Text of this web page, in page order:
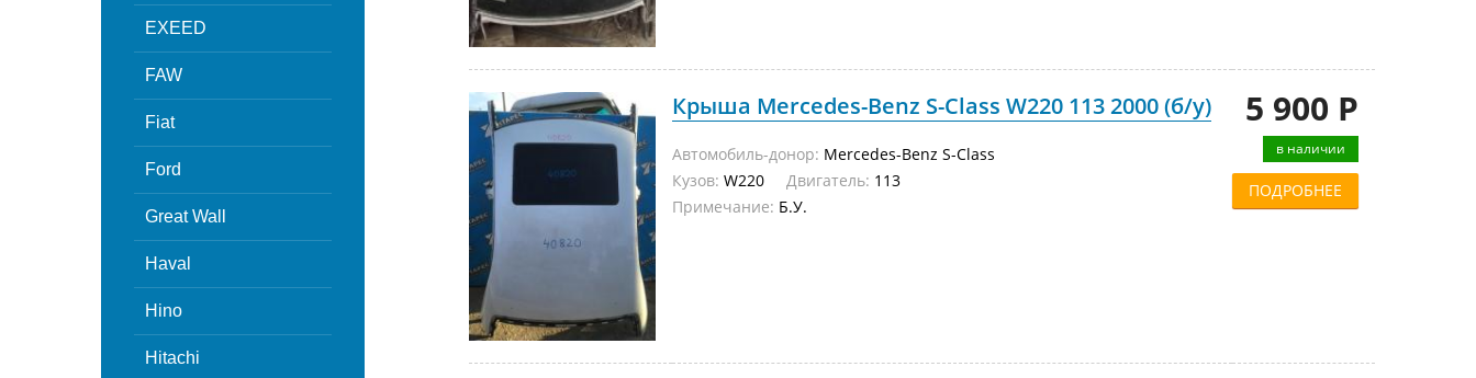
EXEED
FAW
Fiat
Ford
Great Wall
Haval
Hino
Hitachi
Крыша Mercedes-Benz S-Class W220 113 2000 (б/у)
Автомобиль-донор: Mercedes-Benz S-Class
Кузов: W220 Двигатель: 113
Примечание: Б.У.
5 900 Р
в наличии
ПОДРОБНЕЕ